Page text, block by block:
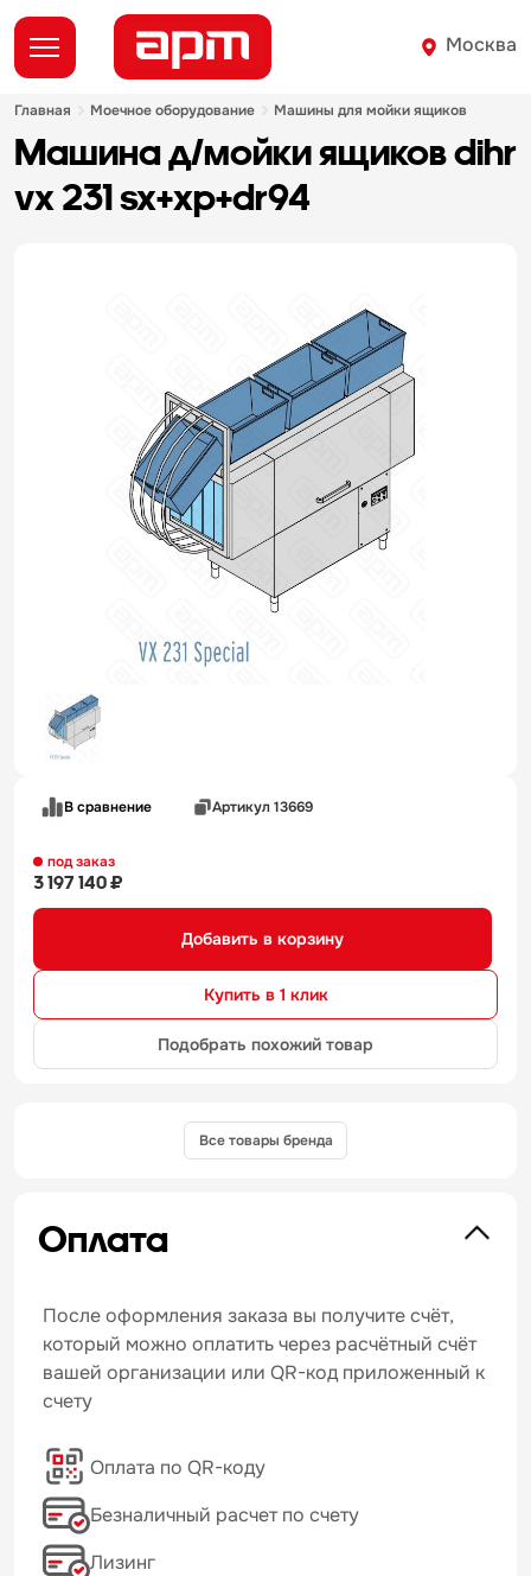
Москва
главная моечное оборудование машины для мойки ящиков
машина д/мойки ящиков dihr
vx 231 sx+xp+dr94
В сравнение Артикул 13669
под заказ
3 197 140 ₽
Добавить в корзину
Купить в 1 клик
Подобрать похожий товар
Все товары бренда
Оплата
После оформления заказа вы получите счёт,
который можно оплатить через расчётный счёт
вашей организации или QR-код приложенный к
счету
Оплата по QR-коду
Безналичный расчет по счету
Лизинг